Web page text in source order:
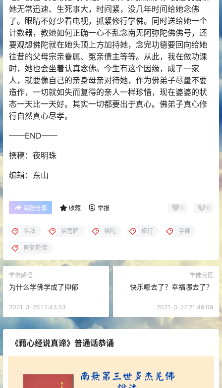
她无常迅速、生死事大，时间紧，没几年时间给她念佛
了。眼睛不好少看电视，抓紧修行学佛。同时送给她一个
计数器，教她如何正确一心不乱念南无阿弥陀佛佛号，还
要观想佛陀就在她头顶上方加持她，念完功德要回向给她
往昔的父母宗亲眷属、冤亲债主等等。从此，我在做功课
时，她也会坐着认真念佛。今生有这个因缘，成了一家
人，就要像自己的亲身母亲对待她，作为佛弟子尽量不要
造作，一切就如失而复得的亲人一样珍惜，现在婆婆的状
态一天比一天好。其实一切都要出于真心。佛弟子真心修
行自然真心尽孝。
——END——
撰稿：夜明珠
编辑：东山
海报分享 收藏 举报 0 0
佛法 佛菩萨 佛陀 修行 学佛
阿弥陀佛
学佛感悟
为什么学佛学成了抑郁
2021-3-26 17:43:53
学佛感悟
快乐哪去了？幸福哪去了？
2021-3-27 21:49:09
《藉心经说真谛》普通话恭诵